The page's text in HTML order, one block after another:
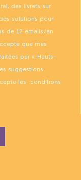
des livrets sur
solutions pour
de 12 emails/an
que mes
par « Hauts-
suggestions
les conditions